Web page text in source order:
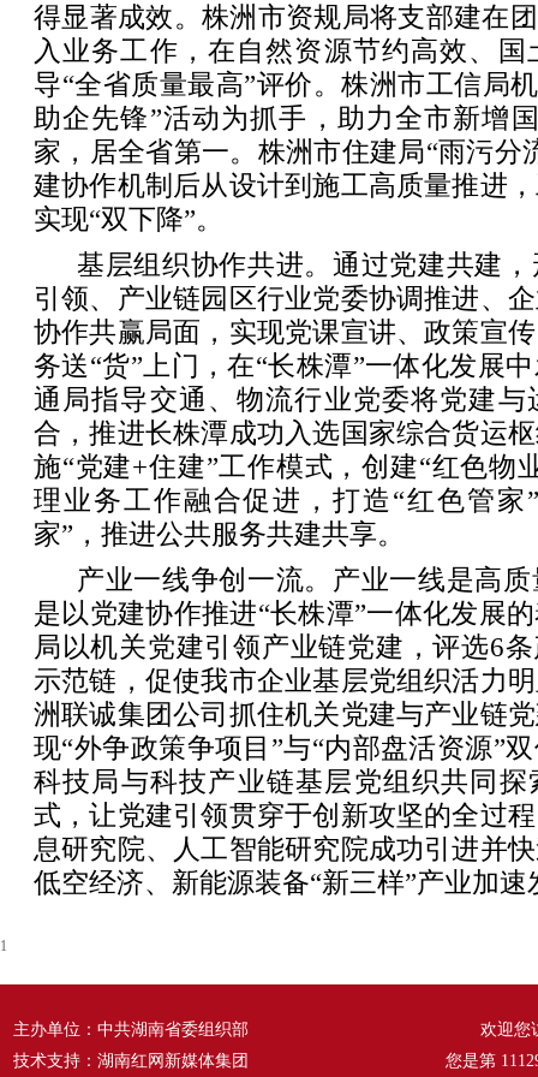
得显著成效。株洲市资规局将支部建在
入业务工作，在自然资源节约高效、
导“全省质量最高”评价。株洲市工信局
助企先锋”活动为抓手，助力全市新增
家，居全省第一。株洲市住建局“雨污分
建协作机制后从设计到施工高质量推进
实现“双下降”。
基层组织协作共进。通过党建共建
引领、产业链园区行业党委协调推进、
协作共赢局面，实现党课宣讲、政策宣
务送“货”上门，在“长株潭”一体化发展
通局指导交通、物流行业党委将党建与
合，推进长株潭成功入选国家综合货运
施“党建+住建”工作模式，创建“红色物
理业务工作融合促进，打造“红色管家
家”，推进公共服务共建共享。
产业一线争创一流。产业一线是高
是以党建协作推进“长株潭”一体化发展
局以机关党建引领产业链党建，评选6
示范链，促使我市企业基层党组织活力
洲联诚集团公司抓住机关党建与产业链
现“外争政策争项目”与“内部盘活资源”
科技局与科技产业链基层党组织共同探
式，让党建引领贯穿于创新攻坚的全过
息研究院、人工智能研究院成功引进并
低空经济、新能源装备“新三样”产业加速
1
主办单位：中共湖南省委组织部
技术支持：湖南红网新媒体集团
欢迎您
您是第